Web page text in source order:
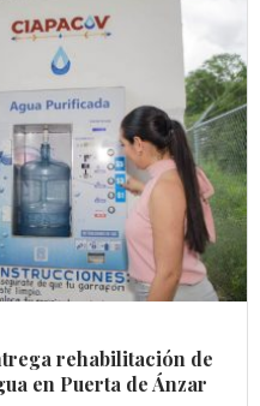
rehabilitación de
en Puerta de Ánzar